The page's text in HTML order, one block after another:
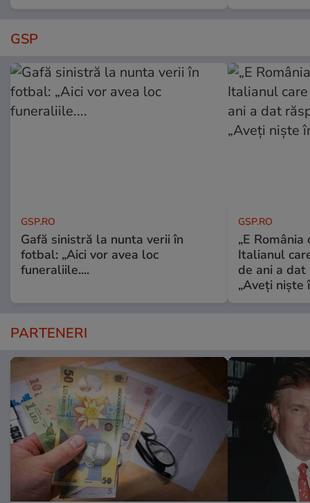
GSP
GSP.RO
Gafă sinistră la nunta verii în
fotbal: „Aici vor avea loc
funeraliile....
GSP.RO
„E
Italianul
de ani a
„Aveți niște
PARTENERI